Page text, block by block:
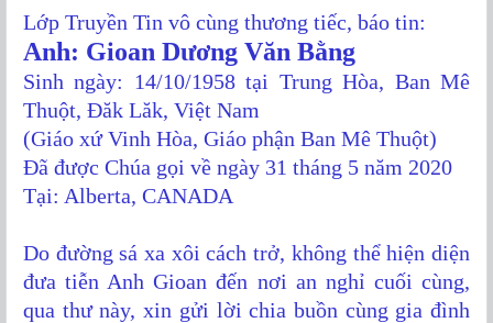
Lớp Truyền Tin vô cùng thương tiếc, báo tin:
Anh: Gioan Dương Văn Bằng
Sinh ngày: 14/10/1958 tại Trung Hòa, Ban Mê
Thuột, Đăk Lăk, Việt Nam
(Giáo xứ Vinh Hòa, Giáo phận Ban Mê Thuột)
Đã được Chúa gọi về ngày 31 tháng 5 năm 2020
Tại: Alberta, CANADA
Do đường sá xa xôi cách trở, không thể hiện diện
đưa tiễn Anh Gioan đến nơi an nghỉ cuối cùng,
qua thư này, xin gửi lời chia buồn cùng gia đình